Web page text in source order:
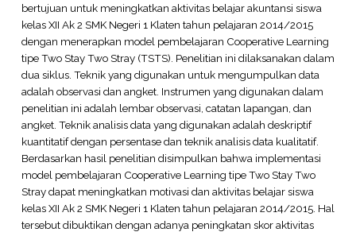
bertujuan untuk meningkatkan aktivitas belajar akuntansi siswa
kelas XII Ak 2 SMK Negeri 1 Klaten tahun pelajaran 2014/2015
dengan menerapkan model pembelajaran Cooperative Learning
tipe Two Stay Two Stray (TSTS). Penelitian ini dilaksanakan dalam
dua siklus. Teknik yang digunakan untuk mengumpulkan data
adalah observasi dan angket. Instrumen yang digunakan dalam
penelitian ini adalah lembar observasi, catatan lapangan, dan
angket. Teknik analisis data yang digunakan adalah deskriptif
kuantitatif dengan persentase dan teknik analisis data kualitatif.
Berdasarkan hasil penelitian disimpulkan bahwa implementasi
model pembelajaran Cooperative Learning tipe Two Stay Two
Stray dapat meningkatkan motivasi dan aktivitas belajar siswa
kelas XII Ak 2 SMK Negeri 1 Klaten tahun pelajaran 2014/2015. Hal
tersebut dibuktikan dengan adanya peningkatan skor aktivitas